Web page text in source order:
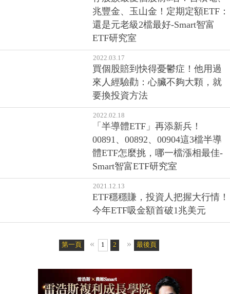
兆豐金、玉山金！定期定額ETF：
還是元老級2檔最好-Smart智富
ETF研究室
2022.03.17
買個股賠到快得憂鬱症！他用過
來人經驗勸：心臟不夠大顆，就
要換投資方法
2022.02.18
「半導體ETF」再添新兵！
00891、00892、00904這3檔半導
體ETF怎麼挑，哪一檔漲相最佳-
Smart智富ETF研究室
2021.12.13
ETF穩穩賺，投資人把握大行情！
今年ETF吸金額首破1兆美元
第一頁 « 1 2 » 最後頁